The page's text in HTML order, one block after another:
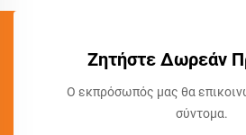
Ζητήστε Δωρεάν
Ο εκπρόσωπός μας θα
σύντομα.